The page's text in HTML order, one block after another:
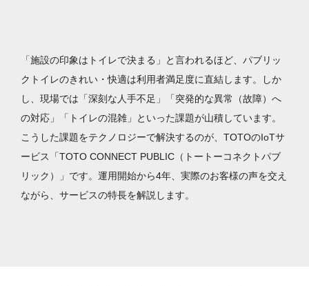
「施設の印象はトイレで決まる」と言われるほど、パブリッ
クトイレのきれい・快適は利用者満足度に直結します。しか
し、現場では「深刻な人手不足」「突発的な異常（故障）へ
の対応」「トイレの混雑」といった課題が山積しています。
こうした課題をテクノロジーで解決するのが、TOTOのIoTサ
ービス「TOTO CONNECT PUBLIC（トートーコネクトパブ
リック）」です。運用開始から4年、実際のお客様の声を交え
ながら、サービスの特長を解説します。